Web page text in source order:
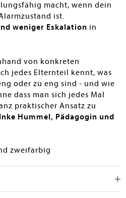
macht, wenn dein
ist.
weniger Eskalation in
von konkreten
jedes Elternteil kennt, was
oder zu eng sind - und wie
dass man sich jedes Mal
praktischer Ansatz zu
Inke Hummel, Pädagogin und
zweifarbig